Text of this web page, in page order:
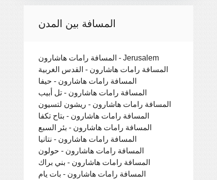
المسافة بين المدن
المسافة رامات هاشارون - Jerusalem
المسافة رامات هاشارون - القدس الغربية
المسافة رامات هاشارون - حيفا
المسافة رامات هاشارون - تل أبيب
المسافة رامات هاشارون - ريشون لتسيون
المسافة رامات هاشارون - بتاح تكفا
المسافة رامات هاشارون - بئر السبع
المسافة رامات هاشارون - نتانيا
المسافة رامات هاشارون - حولون
المسافة رامات هاشارون - بني براك
المسافة رامات هاشارون - بات يام